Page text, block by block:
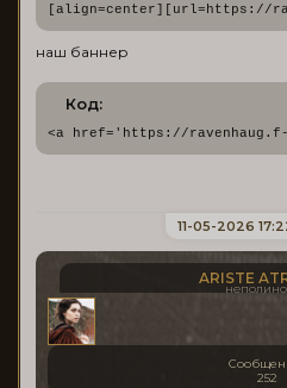
[align=center][url=https://
наш баннер
Код:
<a href='https://
11-05-2026
ARISTE
252